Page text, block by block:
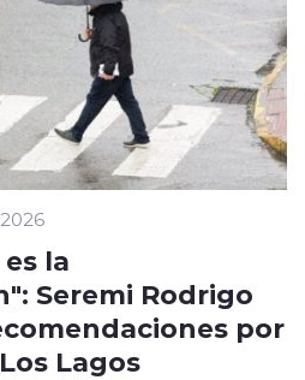
la
Seremi Rodrigo
por
Lagos